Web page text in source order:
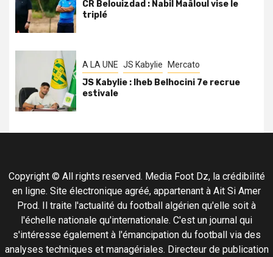
CR Belouizdad : Nabil Maâloul vise le
triplé
A LA UNE JS Kabylie Mercato
JS Kabylie : Iheb Belhocini 7e recrue
estivale
Copyright © All rights reserved. Media Foot Dz, la crédibilité
en ligne. Site électronique agréé, appartenant à Ait Si Amer
Prod. Il traite l'actualité du football algérien qu'elle soit à
l'échelle nationale qu'internationale. C'est un journal qui
s'intéresse également à l'émancipation du football via des
analyses techniques et managériales. Directeur de publication